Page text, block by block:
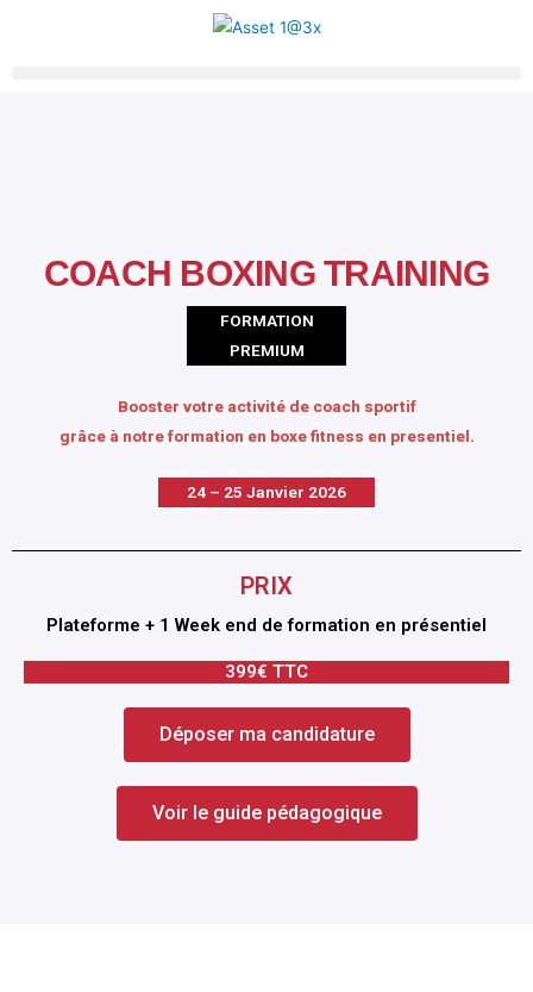
COACH BOXING TRAINING
FORMATION
PREMIUM
Booster votre activité de coach sportif
grâce à notre formation en boxe fitness en presentiel.
24 – 25 Janvier 2026
PRIX
Plateforme + 1 Week end de formation en présentiel
399€ TTC
Déposer ma candidature
Voir le guide pédagogique